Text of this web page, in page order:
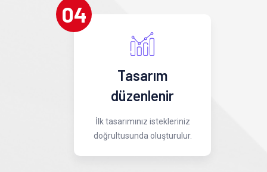
04
Tasarım
düzenlenir
İlk tasarımınız istekleriniz
doğrultusunda oluşturulur.